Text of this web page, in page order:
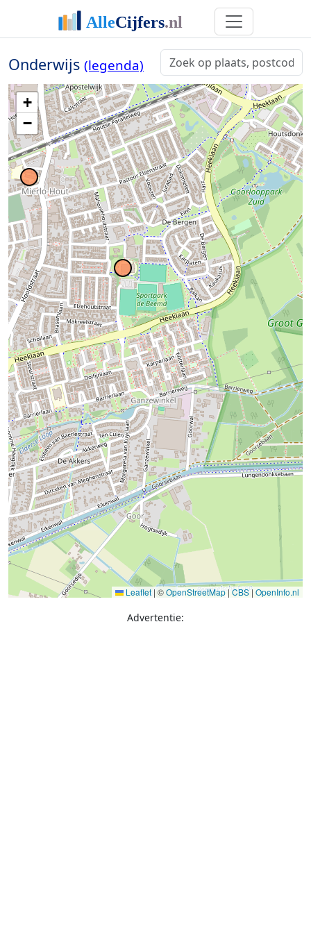
Onderwijs (legenda)
+
−
Leaflet | ©OpenStreetMap|CBS| OpenInfo.nl
Advertentie: